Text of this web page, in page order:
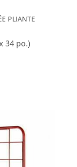
PLIANTE
34 po.)